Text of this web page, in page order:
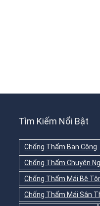
Tìm Kiếm Nổi Bật
Chống Thấm Ban Công
Chống Thấm Chuyên
Chống Thấm Mái Bê
Chống Thấm Mái Sân